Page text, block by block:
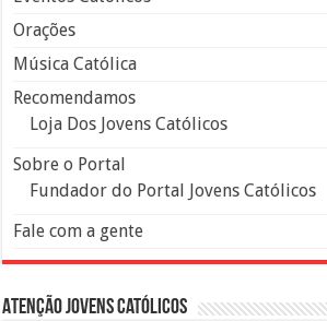
Orações
Música Católica
Recomendamos
Loja Dos Jovens Católicos
Sobre o Portal
Fundador do Portal Jovens Católicos
Fale com a gente
Atenção Jovens Católicos